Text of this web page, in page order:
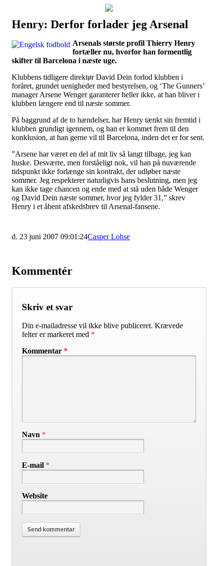
Наши партнеры
лучшие займы
Henry: Derfor forlader jeg Arsenal
Arsenals største profil Thierry Henry
fortæller nu, hvorfor han formentlig
skifter til Barcelona i næste uge.
Klubbens tidligere direktør David Dein forlod klubben i
foråret, grundet uenigheder med bestyrelsen, og ‘The Gunners’
manager Arsene Wenger garanterer heller ikke, at han bliver i
klubben længere end til næste sommer.
På baggrund af de to hændelser, har Henry tænkt sin fremtid i
klubben grundigt igennem, og han er kommet frem til den
konklusion, at han gerne vil til Barcelona, inden det er for sent.
”Arsene har været en del af mit liv så langt tilbage, jeg kan
huske. Desværre, men forståeligt nok, vil han på nuværende
tidspunkt ikke forlænge sin kontrakt, der udløber næste
sommer. Jeg respekterer naturligvis hans beslutning, men jeg
kan ikke tage chancen og ende med at stå uden både Wenger
og David Dein næste sommer, hvor jeg fylder 31,” skrev
Henry i et åbent afskedsbrev til Arsenal-fansene.
d. 23 juni 2007 09:01:24Casper Lohse
Kommentér
Skriv et svar
Din e-mailadresse vil ikke blive publiceret. Krævede
felter er markeret med *
Kommentar *
Navn *
E-mail *
Website